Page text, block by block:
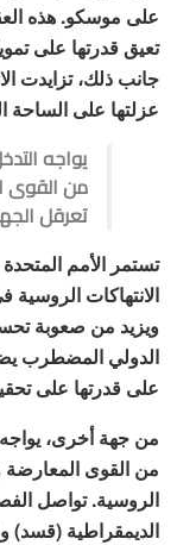
على موسكو. هذه
تعيق قدرتها على
جانب ذلك، تزايدت
عزلتها على الساحة
يواجه
من القوى
تعرقل
تستمر الأمم
الانتهاكات
ويزيد من صعوبة
الدولي المضطرب
على قدرتها على
من جهة أخرى،
من القوى المعارضة
الروسية. تواصل
الديمقراطية (قسد)